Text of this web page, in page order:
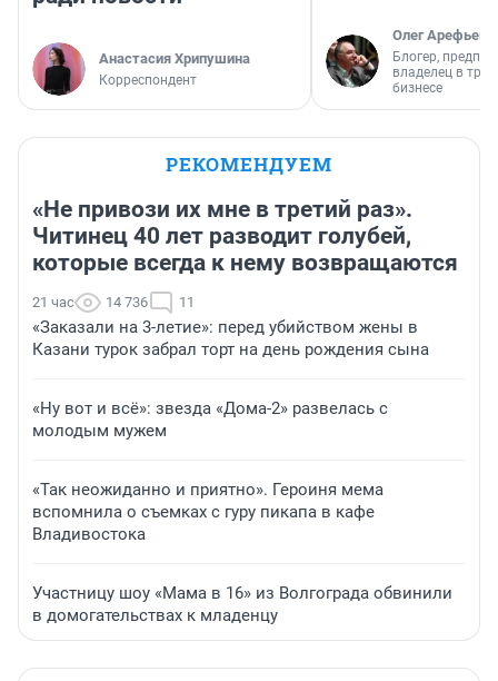
Анастасия Хрипушина
Корреспондент
Олег Арефьев
Блогер,
владелец в
бизнесе
РЕКОМЕНДУЕМ
«Не привози их мне в третий раз».
Читинец 40 лет разводит голубей,
которые всегда к нему возвращаются
21 час 14 736 11
«Заказали на 3-летие»: перед убийством жены в
Казани турок забрал торт на день рождения сына
«Ну вот и всё»: звезда «Дома-2» развелась с
молодым мужем
«Так неожиданно и приятно». Героиня мема
вспомнила о съемках с гуру пикапа в кафе
Владивостока
Участницу шоу «Мама в 16» из Волгограда обвинили
в домогательствах к младенцу